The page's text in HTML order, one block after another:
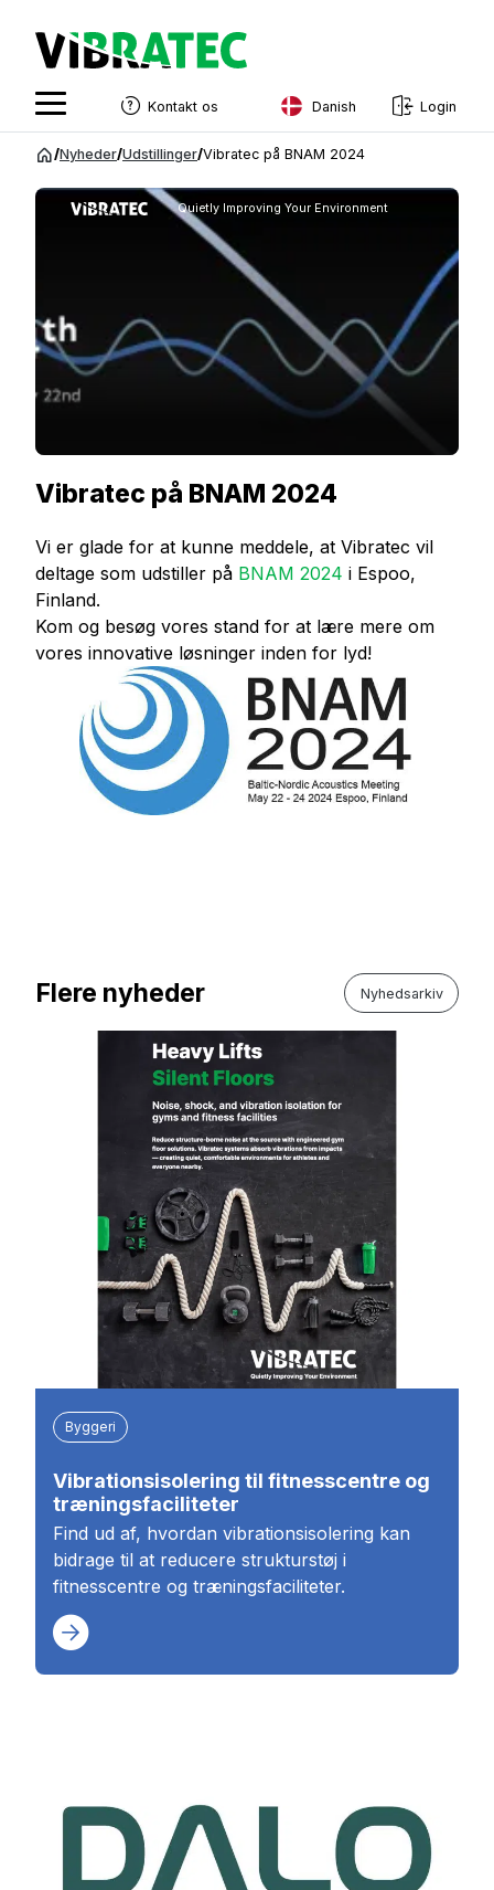
Spring
indhold
Kontakt os Danish
English
Swedish
Finnish
Danish
Login
/Nyheder/Udstillinger/Vibratec på BNAM 2024
Quietly Improving Your Environment
Vibratec på BNAM 2024
Vi er glade for at kunne meddele, at Vibratec vil
deltage som udstiller på BNAM 2024 i Espoo,
Finland.
Kom og besøg vores stand for at lære mere om
vores innovative løsninger inden for lyd!
Flere nyheder Nyhedsarkiv
Byggeri
Vibrationsisolering til fitnesscentre og
træningsfaciliteter
Find ud af, hvordan vibrationsisolering kan
bidrage til at reducere strukturstøj i
fitnesscentre og træningsfaciliteter.